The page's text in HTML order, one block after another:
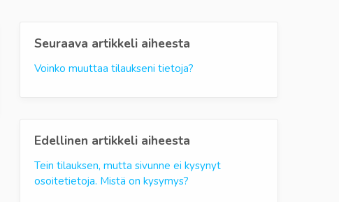
Seuraava artikkeli aiheesta
Voinko muuttaa tilaukseni tietoja?
Edellinen artikkeli aiheesta
Tein tilauksen, mutta sivunne ei kysynyt
osoitetietoja. Mistä on kysymys?